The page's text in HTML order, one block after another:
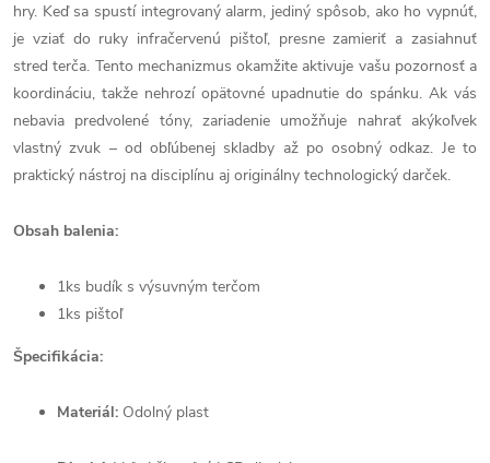
hry. Keď sa spustí integrovaný alarm, jediný spôsob, ako ho vypnúť,
je vziať do ruky infračervenú pištoľ, presne zamieriť a zasiahnuť
stred terča. Tento mechanizmus okamžite aktivuje vašu pozornosť a
koordináciu, takže nehrozí opätovné upadnutie do spánku. Ak vás
nebavia predvolené tóny, zariadenie umožňuje nahrať akýkoľvek
vlastný zvuk – od obľúbenej skladby až po osobný odkaz. Je to
praktický nástroj na disciplínu aj originálny technologický darček.
Obsah balenia:
1ks budík s výsuvným terčom
1ks pištoľ
Špecifikácia:
Materiál: Odolný plast